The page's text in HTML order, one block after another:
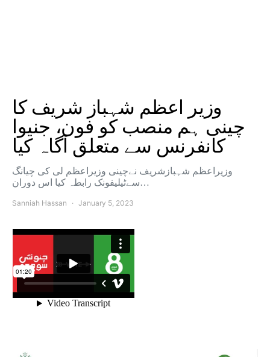
وزیر اعظم شہباز شریف کا
چینی ہم منصب کو فون، جنیوا
کانفرنس سے متعلق آگاہ کیا
وزیراعظم شہبازشریف نےچینی وزیراعظم لی کی چیانگ
سےٹیلیفونک رابطہ کیا اس دوران…
Sanniah Hassan January 5, 2023